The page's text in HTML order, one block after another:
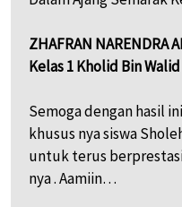
ZHAFRAN NARENDRA
Kelas 1 Kholid Bin Walid
Semoga dengan hasil
khusus nya siswa
untuk terus
nya . Aamiin…